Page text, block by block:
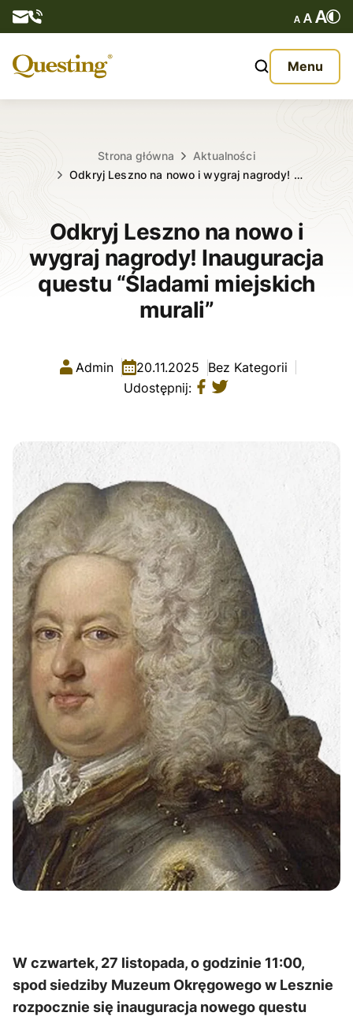
Menu
O nas
Kontakt
Strona główna
Aktualności
Odkryj Leszno na nowo i wygraj nagrody! …
Odkryj Leszno na nowo i
wygraj nagrody! Inauguracja
questu “Śladami miejskich
murali”
Admin 20.11.2025
Bez Kategorii
Udostępnij:
W czwartek, 27 listopada, o godzinie 11:00,
spod siedziby Muzeum Okręgowego w Lesznie
rozpocznie się inauguracja nowego questu